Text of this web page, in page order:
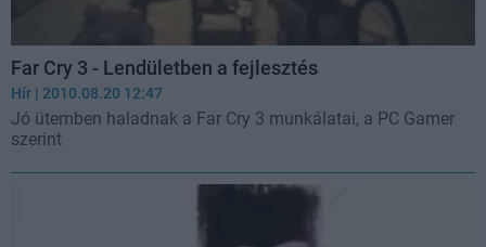
Far Cry 3 - Lendületben a fejlesztés
Hír | 2010.08.20 12:47
Jó ütemben haladnak a Far Cry 3 munkálatai, a PC Gamer
szerint